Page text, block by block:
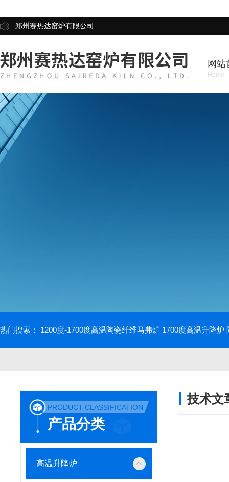
郑州赛热达窑炉有限公司
网站
Home
热门搜索： 1200度-1700度高温陶瓷纤维马弗炉 1700度高温升降炉
PRODUCT CLASSIFICATION
产品分类
高温升降炉
技术文